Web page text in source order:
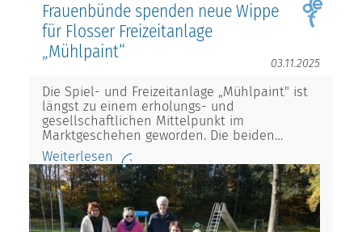
Frauenbünde spenden neue Wippe
für Flosser Freizeitanlage
„Mühlpaint“
03.11.2025
Die Spiel- und Freizeitanlage „Mühlpaint" ist
längst zu einem erholungs- und
gesellschaftlichen Mittelpunkt im
Marktgeschehen geworden. Die beiden…
Weiterlesen